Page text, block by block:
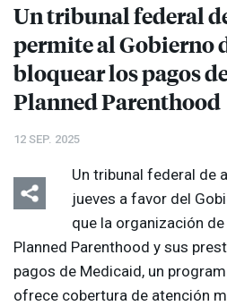
Un tribunal federal
permite al Gobierno
bloquear los pagos
Planned Parenthood
12 SEP. 2025
Un tribunal federal de
jueves a favor del
que la organización
Planned Parenthood y sus
pagos de Medicaid, un
ofrece cobertura de atención